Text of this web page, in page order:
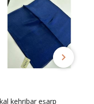
kehribar eşarp